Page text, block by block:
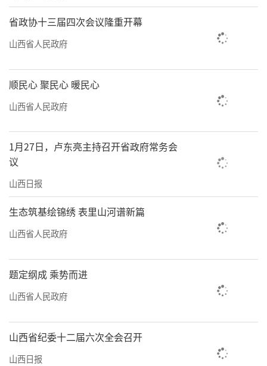
省政协十三届四次会议隆重开幕
山西省人民政府
顺民心 聚民心 暖民心
山西省人民政府
1月27日，卢东亮主持召开省政府常务会
议
山西日报
生态筑基绘锦绣 表里山河谱新篇
山西省人民政府
题定纲成 乘势而进
山西省人民政府
山西省纪委十二届六次全会召开
山西日报